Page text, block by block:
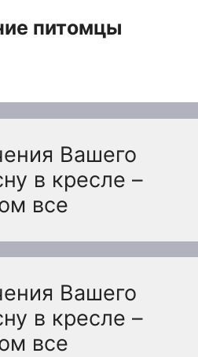
питомцы
Вашего
в кресле –
все
Вашего
в кресле –
все